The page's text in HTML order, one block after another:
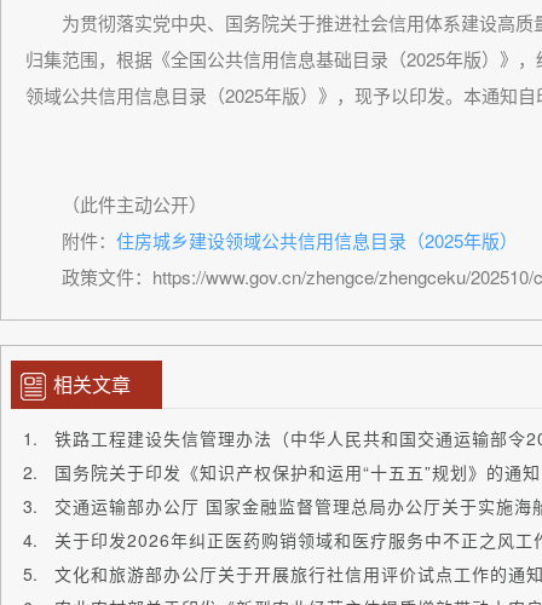
为贯彻落实党中央、国务院关于推进社会信用体系建设高质
归集范围，根据《全国公共信用信息基础目录（2025年版）》
领域公共信用信息目录（2025年版）》，现予以印发。本通知
（此件主动公开）
附件： 住房城乡建设领域公共信用信息目录（2025年版）
政策文件：https://www.gov.cn/zhengce/zhengceku/202510/
相关文章
铁路工程建设失信管理办法（中华人民共和国交通运输部令
国务院关于印发《知识产权保护和运用“十五五”规划》的通知
关于印发2026年纠正医药购销领域和医疗服务中不正之风工
文化和旅游部办公厅关于开展旅行社信用评价试点工作的通